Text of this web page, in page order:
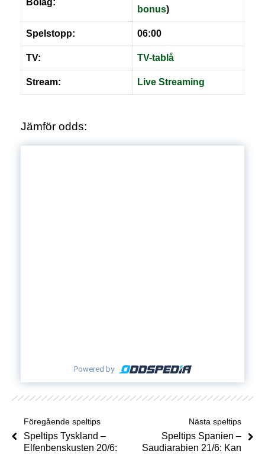
Bolag:
bonus)
Spelstopp: 06:00
TV: TV-tablå
Stream: Live Streaming
Jämför odds:
Powered by
Föregående speltips
Speltips Tyskland –
Elfenbenskusten 20/6:
Nästa speltips
Speltips Spanien –
Saudiarabien 21/6: Kan